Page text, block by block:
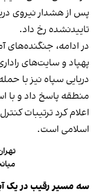
پس از هشدار نیروی
تاییدنشده رخ داد.
پهپاد و سایت‌های
دریایی سپاه نیز با
اعلام کرد ترتیبات
اسلامی است.
سه مسیر رقیب در یک